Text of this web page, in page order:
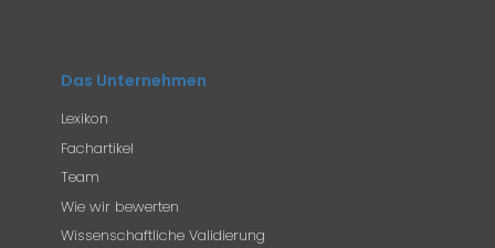
Das Unternehmen
Lexikon
Fachartikel
Team
Wie wir bewerten
Wissenschaftliche Validierung